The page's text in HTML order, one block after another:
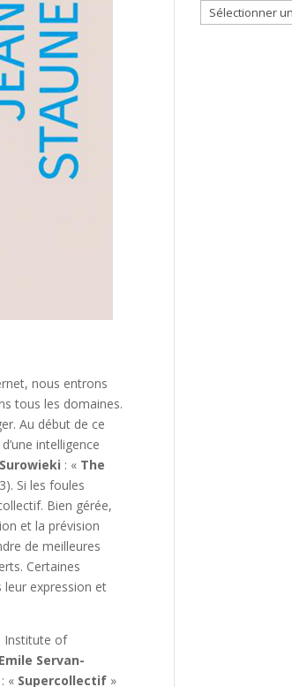
nous entrons
tous les domaines.
Au début de ce
intelligence
: « The
Si les foules
Bien gérée,
et la prévision
de meilleures
Certaines
leur expression et
Institute of
Emile Servan-
« Supercollectif »
Archives